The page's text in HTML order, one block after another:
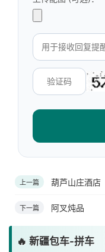
上一篇 葫芦山庄酒店
下一篇 阿叉炖品
🔥 新疆包车-拼车